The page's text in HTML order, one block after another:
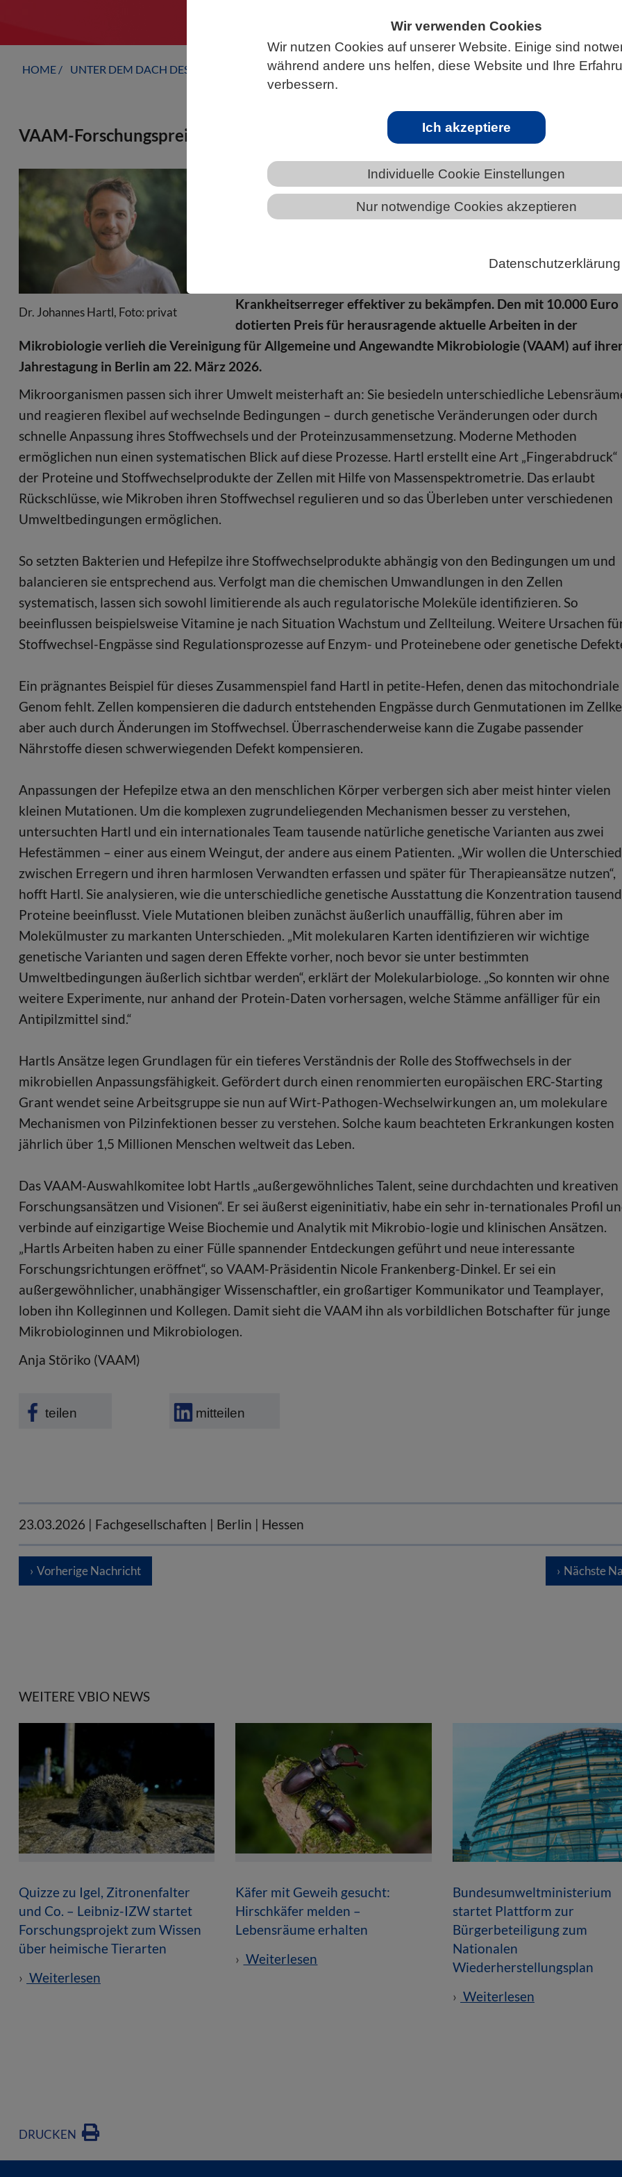
Wir verwenden Cookies
Wir nutzen Cookies auf unserer Website. Einige sind
während andere uns helfen, diese Website und Ihre
verbessern.
Ich akzeptiere
Individuelle Cookie Einstellungen
Nur notwendige Cookies akzeptieren
Datenschutzerklärung
HOME UNTER DEM DACH DES VBIO FACHGESELLSCHAFTEN
VAAM-Forschungspreis 2026 an Johannes Hartl: Wie Mikroben ihre Fitness
Dr. Johannes Hartl, Foto: privat
Für neue Erkenntnisse zum Zusammenspiel von Genen, Umwelt
Stoffwechsel bei Mikroorganismen erhielt Dr. Johannes Hartl den
VAAM-Forschungspreis 2026. Der Molekularbiologe vom
Universitätsmedizin Berlin ermöglicht Einblicke in die
Krankheitserreger effektiver zu bekämpfen. Den mit 10.000 Euro
dotierten Preis für herausragende aktuelle Arbeiten in der
Mikrobiologie verlieh die Vereinigung für Allgemeine und Angewandte Mikrobiologie (VAAM) auf
Jahrestagung in Berlin am 22. März 2026.
Mikroorganismen passen sich ihrer Umwelt meisterhaft an: Sie besiedeln unterschiedliche
und reagieren flexibel auf wechselnde Bedingungen – durch genetische Veränderungen oder durch
schnelle Anpassung ihres Stoffwechsels und der Proteinzusammensetzung. Moderne Methoden
ermöglichen nun einen systematischen Blick auf diese Prozesse. Hartl erstellt eine Art „Fingerabdruck“
der Proteine und Stoffwechselprodukte der Zellen mit Hilfe von Massenspektrometrie. Das erlaubt
Rückschlüsse, wie Mikroben ihren Stoffwechsel regulieren und so das Überleben unter verschiedenen
Umweltbedingungen ermöglichen.
So setzten Bakterien und Hefepilze ihre Stoffwechselprodukte abhängig von den Bedingungen um und
balancieren sie entsprechend aus. Verfolgt man die chemischen Umwandlungen in den Zellen
systematisch, lassen sich sowohl limitierende als auch regulatorische Moleküle identifizieren. So
beeinflussen beispielsweise Vitamine je nach Situation Wachstum und Zellteilung. Weitere Ursachen
Stoffwechsel-Engpässe sind Regulationsprozesse auf Enzym- und Proteinebene oder genetische
Ein prägnantes Beispiel für dieses Zusammenspiel fand Hartl in petite-Hefen, denen das mitochondriale
Genom fehlt. Zellen kompensieren die dadurch entstehenden Engpässe durch Genmutationen im
aber auch durch Änderungen im Stoffwechsel. Überraschenderweise kann die Zugabe passender
Nährstoffe diesen schwerwiegenden Defekt kompensieren.
Anpassungen der Hefepilze etwa an den menschlichen Körper verbergen sich aber meist hinter vielen
kleinen Mutationen. Um die komplexen zugrundeliegenden Mechanismen besser zu verstehen,
untersuchten Hartl und ein internationales Team tausende natürliche genetische Varianten aus zwei
Hefestämmen – einer aus einem Weingut, der andere aus einem Patienten. „Wir wollen die
zwischen Erregern und ihren harmlosen Verwandten erfassen und später für Therapieansätze nutzen“,
hofft Hartl. Sie analysieren, wie die unterschiedliche genetische Ausstattung die Konzentration
Proteine beeinflusst. Viele Mutationen bleiben zunächst äußerlich unauffällig, führen aber im
Molekülmuster zu markanten Unterschieden. „Mit molekularen Karten identifizieren wir wichtige
genetische Varianten und sagen deren Effekte vorher, noch bevor sie unter bestimmten
Umweltbedingungen äußerlich sichtbar werden“, erklärt der Molekularbiologe. „So konnten wir ohne
weitere Experimente, nur anhand der Protein-Daten vorhersagen, welche Stämme anfälliger für ein
Antipilzmittel sind.“
Hartls Ansätze legen Grundlagen für ein tieferes Verständnis der Rolle des Stoffwechsels in der
mikrobiellen Anpassungsfähigkeit. Gefördert durch einen renommierten europäischen ERC-Starting
Grant wendet seine Arbeitsgruppe sie nun auf Wirt-Pathogen-Wechselwirkungen an, um molekulare
Mechanismen von Pilzinfektionen besser zu verstehen. Solche kaum beachteten Erkrankungen kosten
jährlich über 1,5 Millionen Menschen weltweit das Leben.
Das VAAM-Auswahlkomitee lobt Hartls „außergewöhnliches Talent, seine durchdachten und kreativen
Forschungsansätzen und Visionen“. Er sei äußerst eigeninitiativ, habe ein sehr in-ternationales Profil
verbinde auf einzigartige Weise Biochemie und Analytik mit Mikrobio-logie und klinischen Ansätzen.
„Hartls Arbeiten haben zu einer Fülle spannender Entdeckungen geführt und neue interessante
Forschungsrichtungen eröffnet“, so VAAM-Präsidentin Nicole Frankenberg-Dinkel. Er sei ein
außergewöhnlicher, unabhängiger Wissenschaftler, ein großartiger Kommunikator und Teamplayer,
loben ihn Kolleginnen und Kollegen. Damit sieht die VAAM ihn als vorbildlichen Botschafter für junge
Mikrobiologinnen und Mikrobiologen.
Anja Störiko (VAAM)
teilen mitteilen
23.03.2026 | Fachgesellschaften | Berlin | Hessen
Vorherige Nachricht Nächste
WEITERE VBIO NEWS
Quizze zu Igel, Zitronenfalter
und Co. – Leibniz-IZW startet
Forschungsprojekt zum Wissen
über heimische Tierarten
Weiterlesen
Käfer mit Geweih gesucht:
Hirschkäfer melden –
Lebensräume erhalten
Weiterlesen
Bundesumweltministerium
startet Plattform zur
Bürgerbeteiligung zum
Nationalen
Wiederherstellungsplan
Weiterlesen
DRUCKEN